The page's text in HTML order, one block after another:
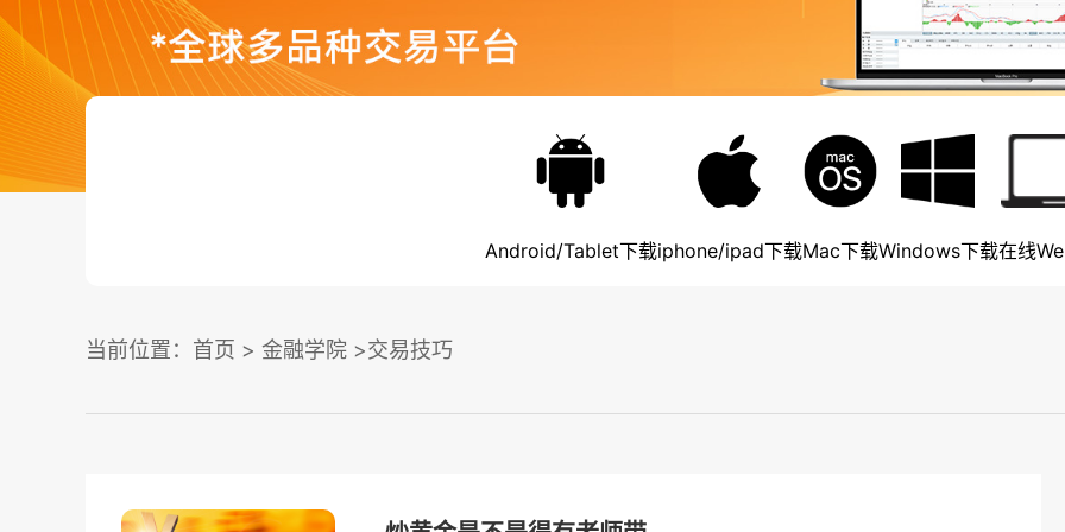
Android/Tablet下载iphone/ipad下载Mac下载Windows下载在线
当前位置： 首页 > 金融学院 >交易技巧